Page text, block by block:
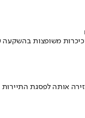
אותה לפסגת התיירות